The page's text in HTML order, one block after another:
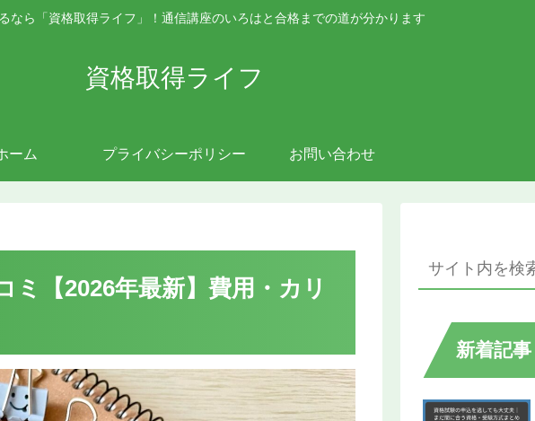
なら「資格取得ライフ」！通信講座のいろはと合格までの道が分かります
資格取得ライフ
ーム プライバシーポリシー お問い合わせ
ミ【2026年最新】費用・カリ
新着記事